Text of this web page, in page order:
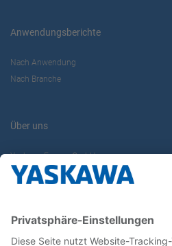
Anwendungsberichte
Nach Anwendung
Nach Branche
Über uns
Yaskawa Europe GmbH
Karriere
Newsletter